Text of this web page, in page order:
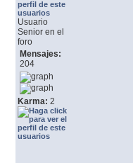
Usuario
Senior en el
foro
Mensajes:
204
Karma: 2